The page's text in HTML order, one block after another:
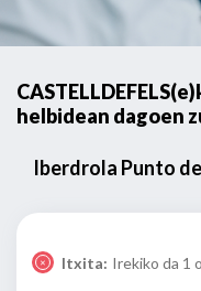
helbidean dagoen
Iberdrola Punto
Itxita: Irekiko da 1